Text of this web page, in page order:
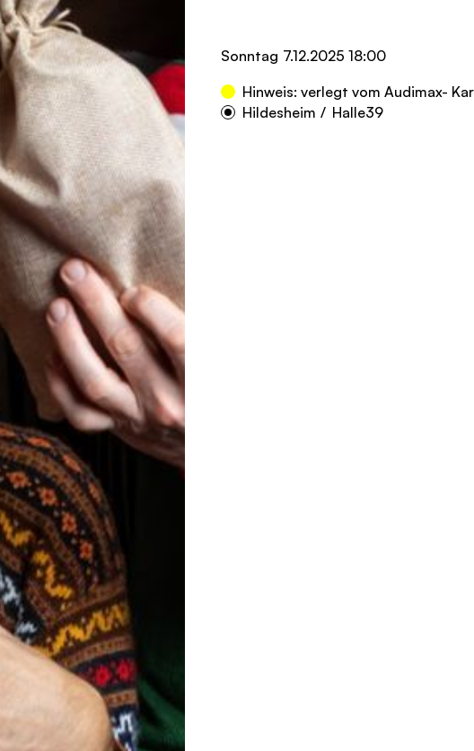
Sonntag 7.12.2025 18:00
Hinweis: verlegt vom Audimax-
Hildesheim / Halle39